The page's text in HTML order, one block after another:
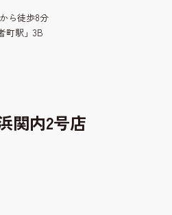
ら徒歩8分
町駅」3B
関内2号店